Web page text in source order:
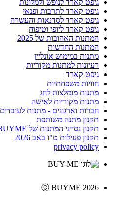
גיפט קארד לנופש ולמלונות
גיפט קארד לתרבות ופנאי
גיפט קארד לסדנאות והעשרה
גיפט קארד ליופי וטיפוח
המתנות האהובות של 2025
המתנות החדשות
מתנות במימוש אונליין
רעיונות למתנות מקוריות
גיפט קארד
חוויות משפחתיות
מתנות מומלצות לחג
מתנות מקוריות לאישה
חברות וארגונים - מתנות לעובדים
תקנון מתנה משותפת
תקנון נסייני המתנות של BUYME
תקנון פעילות ט"ו באב 2026
privacy policy
Ⓒ BUYME 2026